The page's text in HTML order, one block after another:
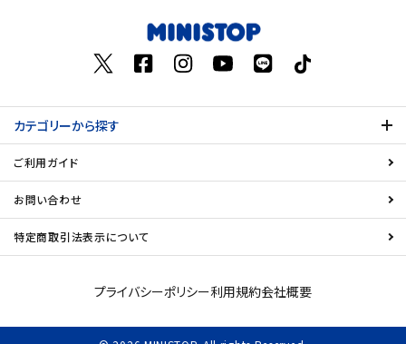
カテゴリーから探す
ご利用ガイド
お問い合わせ
特定商取引法表示について
プライバシーポリシー利用規約会社概要